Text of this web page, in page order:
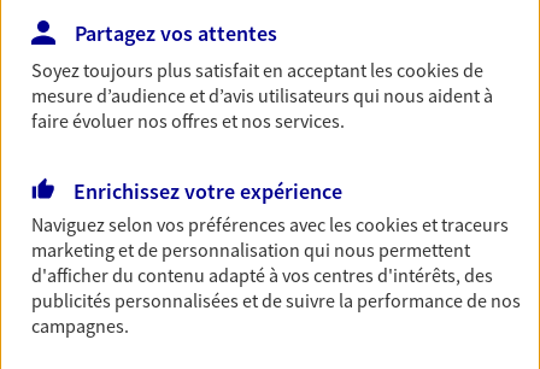
Réalisez vos projets grâce à votre épargne : achat
immobilier, études des enfants ou voyage autour
du monde… Épargnez à votre rythme et
simplement, selon votre profil.
Retraite
Préparez sereinement ce nouveau chapitre de
votre vie avec les conseils d'un expert. Découvrez
notre solution PER (Plan Epargne Retraite)
spécialement conçue pour la retraite.
Partagez vos attentes
Soyez toujours plus satisfait en acceptant lescookiesde
mesure d’audience et d’avis utilisateurs qui nous aident à
faire évoluer nos offres et nos services.
Enrichissez votre expérience
Naviguez selon vos préférences avec lescookies et traceurs
marketing et de personnalisation qui nous permettent
d'afficher du contenu adapté à vos centres d'intérêts, des
publicités personnalisées et de suivre la performance de nos
campagnes.